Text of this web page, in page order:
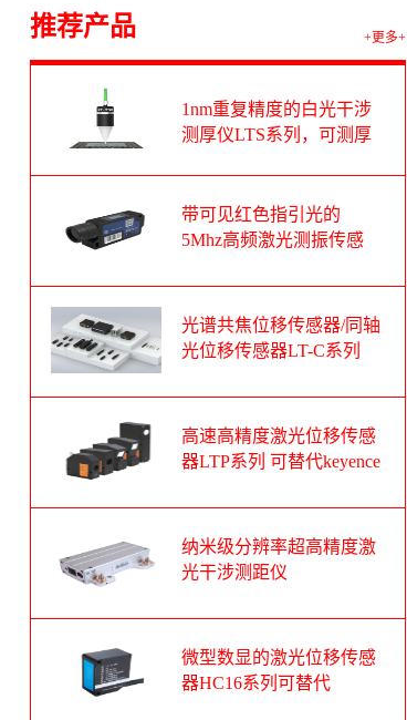
推荐产品 +更多+
1nm重复精度的白光干涉
测厚仪LTS系列，可测厚
带可见红色指引光的
5Mhz高频激光测振传感
光谱共焦位移传感器/同轴
光位移传感器LT-C系列
列
高速高精度激光位移传感
器LTP系列 可替代keyence
纳米级分辨率超高精度激
光干涉测距仪
微型数显的激光位移传感
器HC16系列可替代